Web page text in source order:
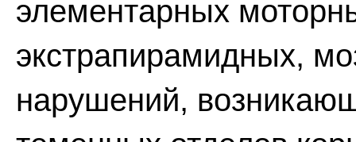
элементарных
экстрапирамидных,
нарушений,